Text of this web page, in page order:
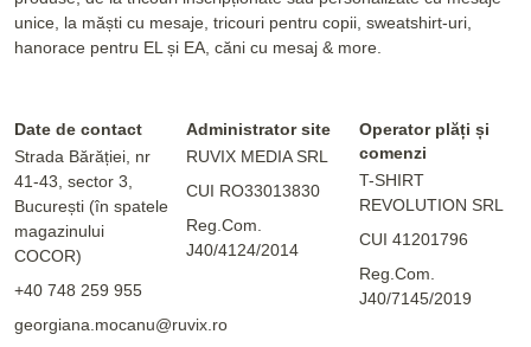
unice, la măști cu mesaje, tricouri pentru copii, sweatshirt-uri,
hanorace pentru EL și EA, căni cu mesaj & more.
Date de contact
Strada Bărăției, nr
41-43, sector 3,
București (în spatele
magazinului
COCOR)
+40 748 259 955
georgiana.mocanu@ruvix.ro
Administrator site
RUVIX MEDIA SRL
CUI RO33013830
Reg.Com.
J40/4124/2014
Operator plăți și
comenzi
T-SHIRT
REVOLUTION SRL
CUI 41201796
Reg.Com.
J40/7145/2019